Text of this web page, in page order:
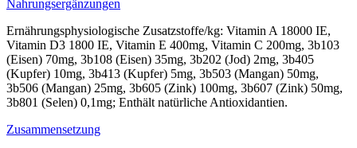
Nahrungsergänzungen
Ernährungsphysiologische Zusatzstoffe/kg: Vitamin A 18000 IE,
Vitamin D3 1800 IE, Vitamin E 400mg, Vitamin C 200mg, 3b103
(Eisen) 70mg, 3b108 (Eisen) 35mg, 3b202 (Jod) 2mg, 3b405
(Kupfer) 10mg, 3b413 (Kupfer) 5mg, 3b503 (Mangan) 50mg,
3b506 (Mangan) 25mg, 3b605 (Zink) 100mg, 3b607 (Zink) 50mg,
3b801 (Selen) 0,1mg; Enthält natürliche Antioxidantien.
Zusammensetzung